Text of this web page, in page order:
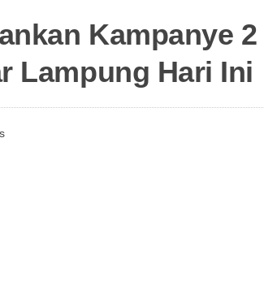
Kampanye 2
Lampung Hari Ini